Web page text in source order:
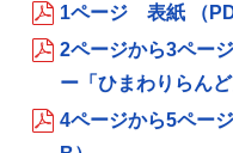
1ページ 表紙 （
2ページから3ペー
ー「ひまわりらん
4ページから5ペー